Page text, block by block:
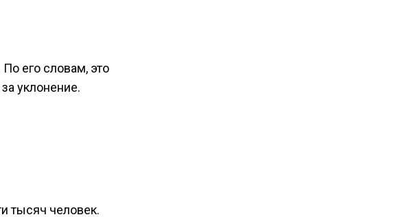
его словам, это
уклонение.
тысяч человек.